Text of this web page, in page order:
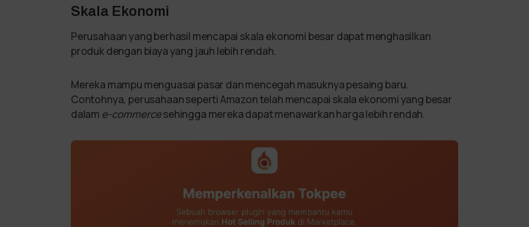
Skala Ekonomi
Perusahaan yang berhasil mencapai skala ekonomi besar dapat menghasilkan
produk dengan biaya yang jauh lebih rendah.
Mereka mampu menguasai pasar dan mencegah masuknya pesaing baru.
Contohnya, perusahaan seperti Amazon telah mencapai skala ekonomi yang besar
dalam e-commercesehingga mereka dapat menawarkan harga lebih rendah.